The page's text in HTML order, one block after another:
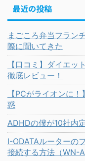
最近の投稿
まごころ弁当フラン
際に聞いてきた
【口コミ】ダイエ
徹底レビュー！
【PCがライオンに
惑
ADHDの僕が10社内
I-ODATAルーターの
接続する方法（WN-